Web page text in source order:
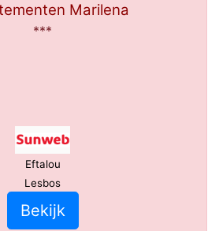
Marilena
***
Eftalou
Lesbos
Bekijk